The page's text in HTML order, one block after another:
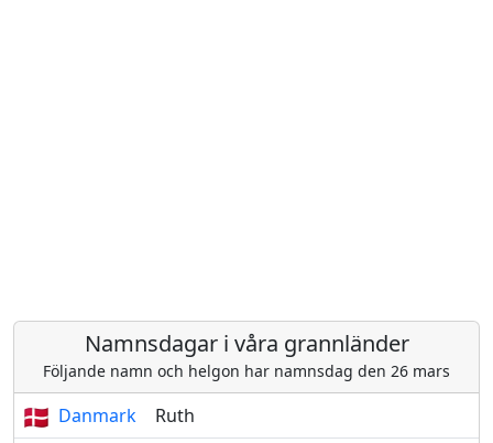
Namnsdagar i våra grannländer
Följande namn och helgon har namnsdag den 26 mars
Danmark
Ruth